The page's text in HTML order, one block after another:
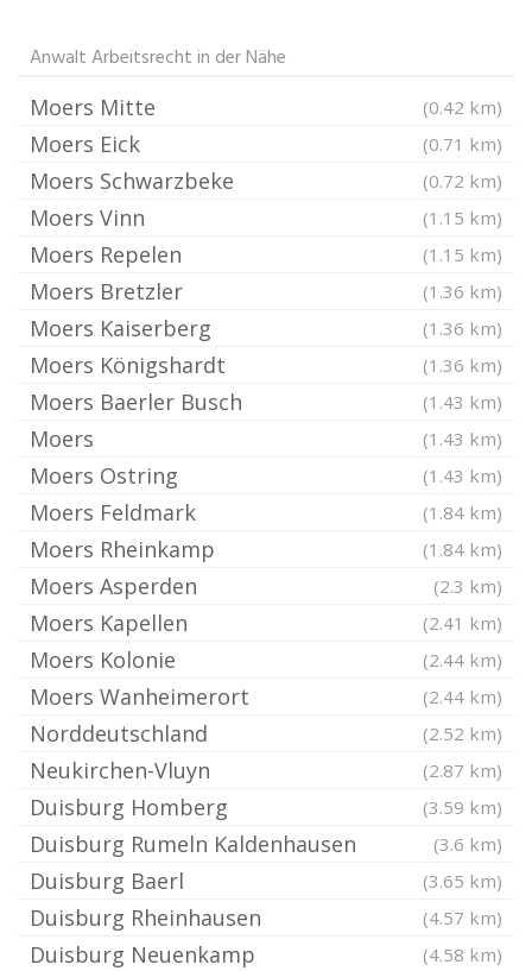
Anwalt Arbeitsrecht in der Nähe
Moers Mitte (0.42 km)
Moers Eick (0.71 km)
Moers Schwarzbeke (0.72 km)
Moers Vinn (1.15 km)
Moers Repelen (1.15 km)
Moers Bretzler (1.36 km)
Moers Kaiserberg (1.36 km)
Moers Königshardt (1.36 km)
Moers Baerler Busch (1.43 km)
Moers (1.43 km)
Moers Ostring (1.43 km)
Moers Feldmark (1.84 km)
Moers Rheinkamp (1.84 km)
Moers Asperden (2.3 km)
Moers Kapellen (2.41 km)
Moers Kolonie (2.44 km)
Moers Wanheimerort (2.44 km)
Norddeutschland (2.52 km)
Neukirchen-Vluyn (2.87 km)
Duisburg Homberg (3.59 km)
Duisburg Rumeln Kaldenhausen (3.6 km)
Duisburg Baerl (3.65 km)
Duisburg Rheinhausen (4.57 km)
Duisburg Neuenkamp (4.58 km)